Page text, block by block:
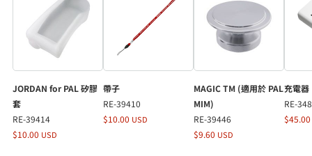
JORDAN for PAL 矽膠
套
RE-39414
$10.00 USD
帶子
RE-39410
$10.00 USD
MAGIC TM (適用於 PAL
MIM)
RE-39446
$9.60 USD
充電器
RE-
$45.00